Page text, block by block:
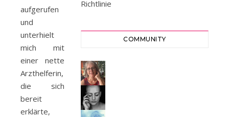
aufgerufen
und
unterhielt
mich mit
einer nette
Arzthelferin,
die sich
bereit
erklärte,
Richtlinie
COMMUNITY